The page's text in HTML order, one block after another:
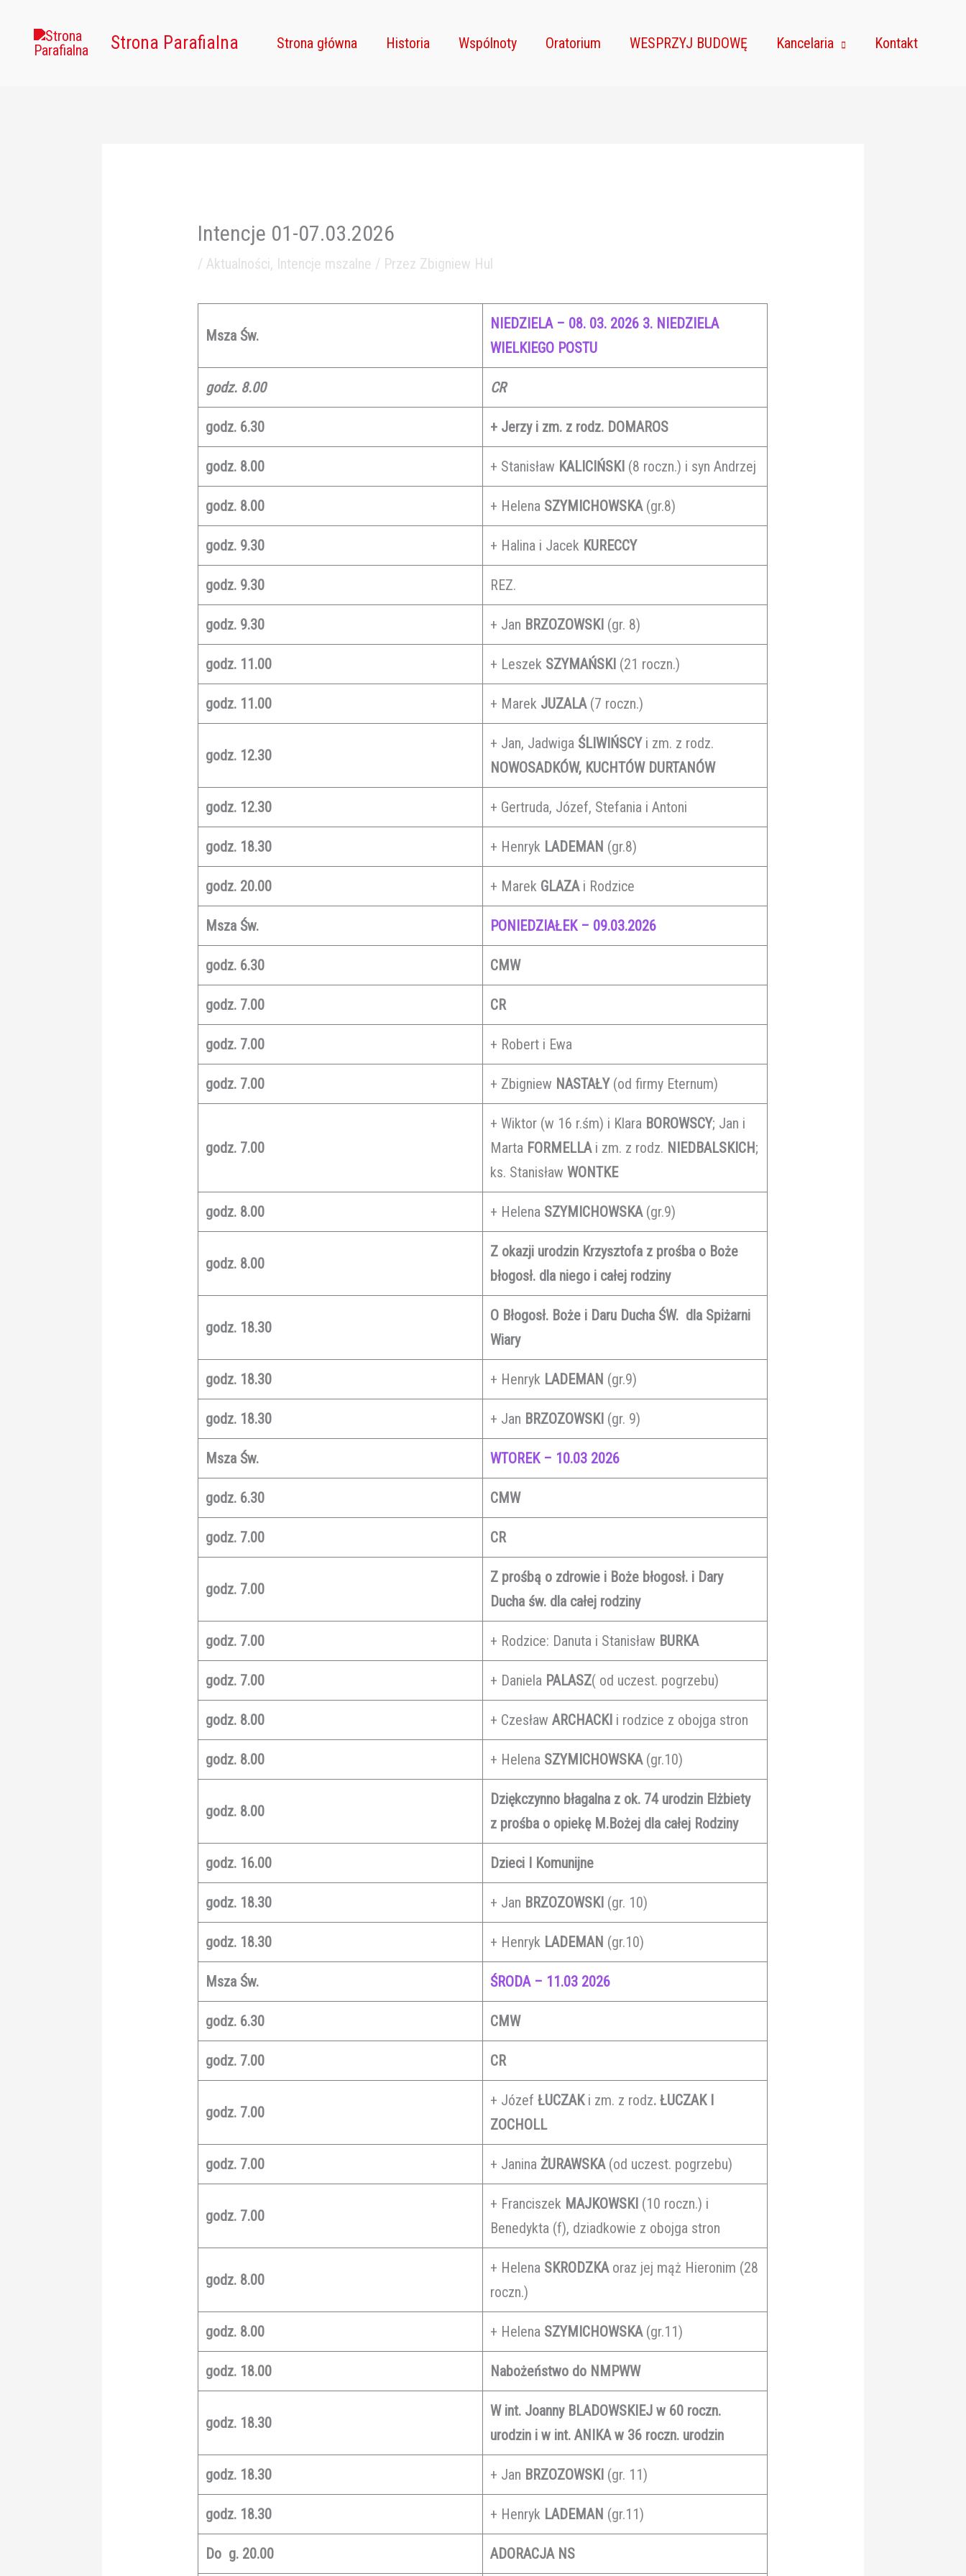
Strona Parafialna Strona główna Historia Wspólnoty Oratorium WESPRZYJ BUDOWĘ Kancelaria Kontakt
Intencje 01-07.03.2026
/ Aktualności, Intencje mszalne / Przez Zbigniew Hul
Msza Św.
NIEDZIELA – 08. 03. 2026 3. NIEDZIELA
WIELKIEGO POSTU
godz. 8.00 CR
godz. 6.30 + Jerzy i zm. z rodz. DOMAROS
godz. 8.00 + Stanisław KALICIŃSKI (8 roczn.) i syn Andrzej
godz. 8.00 + Helena SZYMICHOWSKA(gr.8)
godz. 9.30 + Halina i Jacek KURECCY
godz. 9.30 REZ.
godz. 9.30 + Jan BRZOZOWSKI (gr. 8)
godz. 11.00 + Leszek SZYMAŃSKI (21 roczn.)
godz. 11.00 + Marek JUZALA(7 roczn.)
godz. 12.30
+ Jan, Jadwiga ŚLIWIŃSCYi zm. z rodz.
NOWOSADKÓW, KUCHTÓW DURTANÓW
godz. 12.30 + Gertruda, Józef, Stefania i Antoni
godz. 18.30 + Henryk LADEMAN (gr.8)
godz. 20.00 + Marek GLAZAi Rodzice
Msza Św. PONIEDZIAŁEK – 09.03.2026
godz. 6.30 CMW
godz. 7.00 CR
godz. 7.00 + Robert i Ewa
godz. 7.00 + Zbigniew NASTAŁY(od firmy Eternum)
godz. 7.00
+ Wiktor (w 16 r.śm) i Klara BOROWSCY; Jan i
Marta FORMELLAi zm. z rodz. NIEDBALSKICH;
ks. StanisławWONTKE
godz. 8.00 + Helena SZYMICHOWSKA(gr.9)
godz. 8.00
Z okazji urodzin Krzysztofa z prośba o Boże
błogosł. dla niego i całej rodziny
godz. 18.30
O Błogosł. Boże i Daru Ducha ŚW. dla Spiżarni
Wiary
godz. 18.30 + Henryk LADEMAN (gr.9)
godz. 18.30 + Jan BRZOZOWSKI (gr. 9)
Msza Św. WTOREK – 10.03 2026
godz. 6.30 CMW
godz. 7.00 CR
godz. 7.00
Z prośbą o zdrowie i Boże błogosł. i Dary
Ducha św. dla całej rodziny
godz. 7.00 + Rodzice: Danuta i Stanisław BURKA
godz. 7.00 + Daniela PALASZ( od uczest. pogrzebu)
godz. 8.00 + CzesławARCHACKI i rodzice z obojga stron
godz. 8.00 + Helena SZYMICHOWSKA(gr.10)
godz. 8.00
Dziękczynno błagalna z ok. 74 urodzin Elżbiety
z prośba o opiekę M.Bożej dla całej Rodziny
godz. 16.00 Dzieci I Komunijne
godz. 18.30 + Jan BRZOZOWSKI (gr. 10)
godz. 18.30 + Henryk LADEMAN (gr.10)
Msza Św. ŚRODA – 11.03 2026
godz. 6.30 CMW
godz. 7.00 CR
godz. 7.00
+ Józef ŁUCZAK i zm. z rodz. ŁUCZAK I
ZOCHOLL
godz. 7.00 + Janina ŻURAWSKA(od uczest. pogrzebu)
godz. 7.00
+ Franciszek MAJKOWSKI (10 roczn.) i
Benedykta (f), dziadkowie z obojga stron
godz. 8.00
+ Helena SKRODZKAoraz jej mąż Hieronim (28
roczn.)
godz. 8.00 + Helena SZYMICHOWSKA(gr.11)
godz. 18.00 Nabożeństwo do NMPWW
godz. 18.30
W int. Joanny BLADOWSKIEJ w 60 roczn.
urodzin i w int. ANIKA w 36 roczn. urodzin
godz. 18.30 + Jan BRZOZOWSKI (gr. 11)
godz. 18.30 + Henryk LADEMAN (gr.11)
Do g. 20.00 ADORACJA NS